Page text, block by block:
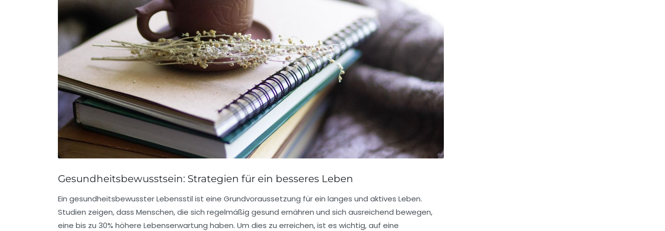
Gesundheitsbewusstsein: Strategien für ein besseres Leben
Ein gesundheitsbewusster Lebensstil ist eine Grundvoraussetzung für ein langes und aktives Leben.
Studien zeigen, dass Menschen, die sich regelmäßig gesund ernähren und sich ausreichend bewegen,
eine bis zu 30% höhere Lebenserwartung haben. Um dies zu erreichen, ist es wichtig, auf eine